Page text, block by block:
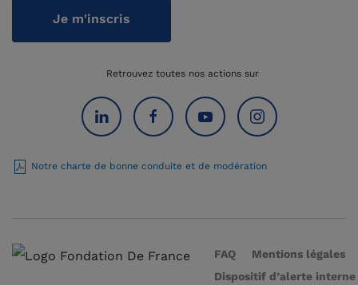
Je m'inscris
Retrouvez toutes nos actions sur
Notre charte de bonne conduite et de modération
FAQ
Mentions légales
Dispositif d’alerte interne